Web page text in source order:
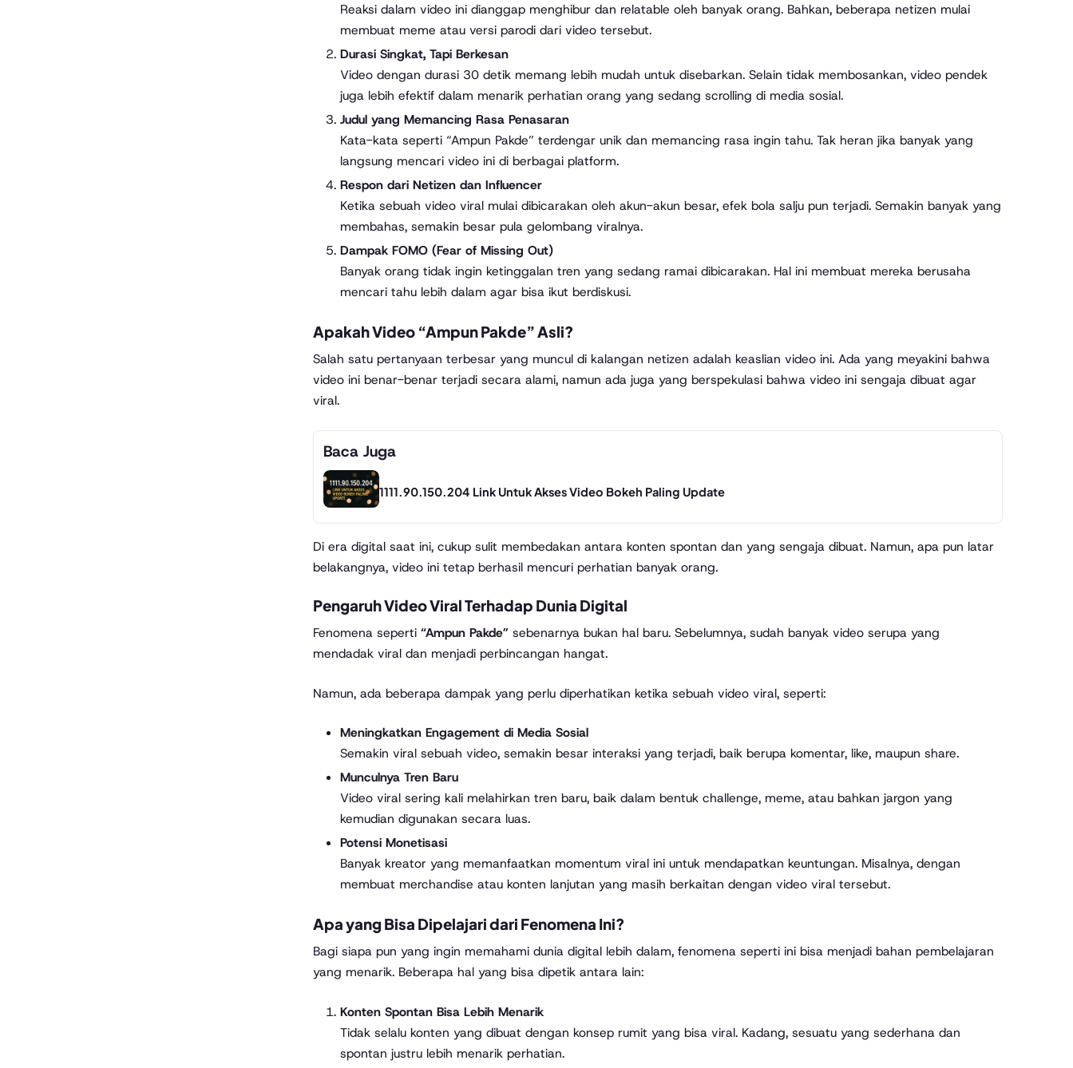
Reaksi dalam video ini dianggap menghibur dan relatable oleh banyak orang. Bahkan, beberapa netizen mulai
membuat meme atau versi parodi dari video tersebut.
Durasi Singkat, Tapi Berkesan
Video dengan durasi 30 detik memang lebih mudah untuk disebarkan. Selain tidak membosankan, video pendek
juga lebih efektif dalam menarik perhatian orang yang sedang scrolling di media sosial.
Judul yang Memancing Rasa Penasaran
Kata-kata seperti “Ampun Pakde” terdengar unik dan memancing rasa ingin tahu. Tak heran jika banyak yang
langsung mencari video ini di berbagai platform.
Respon dari Netizen dan Influencer
Ketika sebuah video viral mulai dibicarakan oleh akun-akun besar, efek bola salju pun terjadi. Semakin banyak yang
membahas, semakin besar pula gelombang viralnya.
Dampak FOMO (Fear of Missing Out)
Banyak orang tidak ingin ketinggalan tren yang sedang ramai dibicarakan. Hal ini membuat mereka berusaha
mencari tahu lebih dalam agar bisa ikut berdiskusi.
Apakah Video “Ampun Pakde” Asli?
Salah satu pertanyaan terbesar yang muncul di kalangan netizen adalah keaslian video ini. Ada yang meyakini bahwa
video ini benar-benar terjadi secara alami, namun ada juga yang berspekulasi bahwa video ini sengaja dibuat agar
viral.
Baca Juga
1111.90.150.204 Link Untuk Akses Video Bokeh Paling Update
Di era digital saat ini, cukup sulit membedakan antara konten spontan dan yang sengaja dibuat. Namun, apa pun latar
belakangnya, video ini tetap berhasil mencuri perhatian banyak orang.
Pengaruh Video Viral Terhadap Dunia Digital
Fenomena seperti “Ampun Pakde” sebenarnya bukan hal baru. Sebelumnya, sudah banyak video serupa yang
mendadak viral dan menjadi perbincangan hangat.
Namun, ada beberapa dampak yang perlu diperhatikan ketika sebuah video viral, seperti:
Meningkatkan Engagement di Media Sosial
Semakin viral sebuah video, semakin besar interaksi yang terjadi, baik berupa komentar, like, maupun share.
Munculnya Tren Baru
Video viral sering kali melahirkan tren baru, baik dalam bentuk challenge, meme, atau bahkan jargon yang
kemudian digunakan secara luas.
Potensi Monetisasi
Banyak kreator yang memanfaatkan momentum viral ini untuk mendapatkan keuntungan. Misalnya, dengan
membuat merchandise atau konten lanjutan yang masih berkaitan dengan video viral tersebut.
Apa yang Bisa Dipelajari dari Fenomena Ini?
Bagi siapa pun yang ingin memahami dunia digital lebih dalam, fenomena seperti ini bisa menjadi bahan pembelajaran
yang menarik. Beberapa hal yang bisa dipetik antara lain:
Konten Spontan Bisa Lebih Menarik
Tidak selalu konten yang dibuat dengan konsep rumit yang bisa viral. Kadang, sesuatu yang sederhana dan
spontan justru lebih menarik perhatian.